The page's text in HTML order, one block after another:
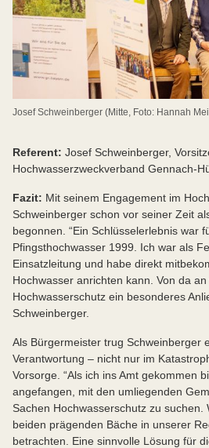
Josef Schweinberger (Mitte, Foto: Hannah
Referent: Josef Schweinberger,
Hochwasserzweckverband Gennach-
Fazit: Mit seinem Engagement im
Schweinberger schon vor seiner Zeit
begonnen. “Ein Schlüsselerlebnis war
Pfingsthochwasser 1999. Ich war als
Einsatzleitung und habe direkt
Hochwasser anrichten kann. Von da
Hochwasserschutz ein besonderes
Schweinberger.
Als Bürgermeister trug Schweinberger
Verantwortung – nicht nur im
Vorsorge. “Als ich ins Amt gekommen
angefangen, mit den umliegenden
Sachen Hochwasserschutz zu
beiden prägenden Bäche in unserer
betrachten. Eine sinnvolle Lösung für